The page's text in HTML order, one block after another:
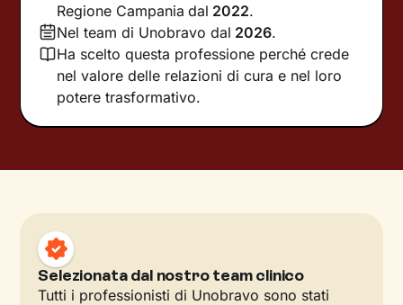
Regione Campania dal 2022.
Nel team di Unobravo dal 2026.
Ha scelto questa professione perché crede
nel valore delle relazioni di cura e nel loro
potere trasformativo.
Selezionata dal nostro team clinico
Tutti i professionisti di Unobravo sono stati